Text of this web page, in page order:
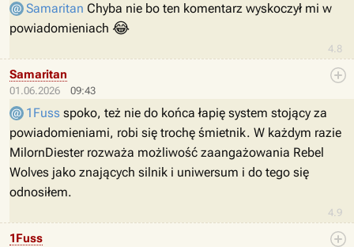
4.8
Samaritan Chyba nie bo ten komentarz wyskoczył mi w
powiadomieniach 😂
01.06.2026 09:43
4.9
Samaritan
1Fuss spoko, też nie do końca łapię system stojący za
powiadomieniami, robi się trochę śmietnik. W każdym razie
MilornDiester rozważa możliwość zaangażowania Rebel
Wolves jako znających silnik i uniwersum i do tego się
odnosiłem.
1Fuss